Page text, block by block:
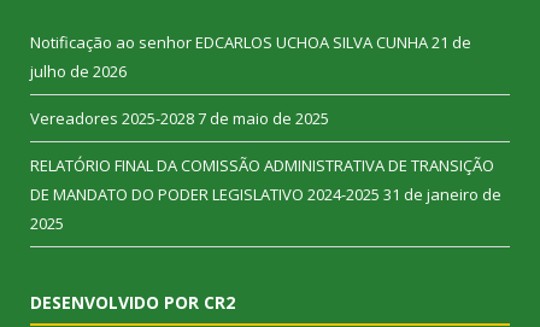
Notificação ao senhor EDCARLOS UCHOA SILVA CUNHA21 de
julho de 2026
Vereadores 2025-20287 de maio de 2025
RELATÓRIO FINAL DA COMISSÃO ADMINISTRATIVA DE TRANSIÇÃO
DE MANDATO DO PODER LEGISLATIVO 2024-2025 31 de janeiro de
2025
DESENVOLVIDO POR CR2